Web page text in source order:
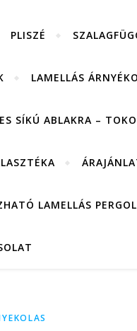
PLISZÉ
LAMELLÁS
SÍKÚ ABLAKRA –
LAMELLÁS